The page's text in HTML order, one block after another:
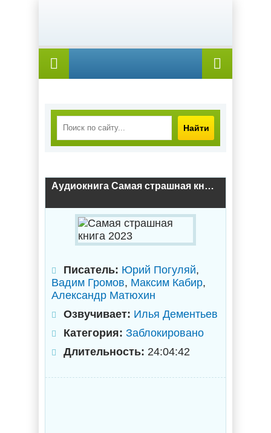
Найти
Аудиокнига Самая страшная книга 2023
Писатель: Юрий Погуляй,
Вадим Громов, Максим Кабир,
Александр Матюхин
Озвучивает: Илья Дементьев
Категория: Заблокировано
Длительность: 24:04:42